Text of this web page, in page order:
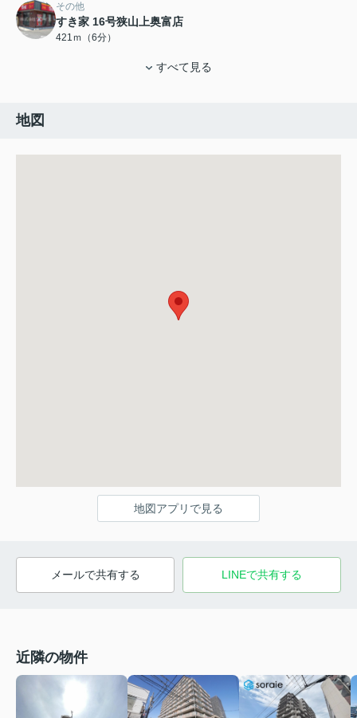
その他
すき家 16号狭山上奥富店
421ｍ（6分）
すべて見る
地図
地図アプリで見る
メールで共有する LINEで共有する
近隣の物件